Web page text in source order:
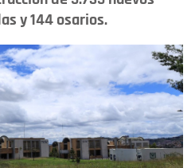
y 144 osarios.